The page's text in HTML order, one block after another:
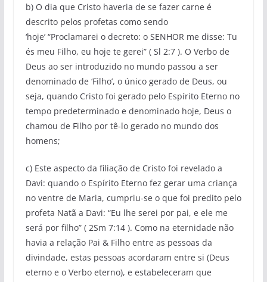
b) O dia que Cristo haveria de se fazer carne é
descrito pelos profetas como sendo
‘hoje’ “Proclamarei o decreto: o SENHOR me disse: Tu
és meu Filho, eu hoje te gerei” ( Sl 2:7 ). O Verbo de
Deus ao ser introduzido no mundo passou a ser
denominado de ‘Filho’, o único gerado de Deus, ou
seja, quando Cristo foi gerado pelo Espírito Eterno no
tempo predeterminado e denominado hoje, Deus o
chamou de Filho por tê-lo gerado no mundo dos
homens;
c) Este aspecto da filiação de Cristo foi revelado a
Davi: quando o Espírito Eterno fez gerar uma criança
no ventre de Maria, cumpriu-se o que foi predito pelo
profeta Natã a Davi: “Eu lhe serei por pai, e ele me
será por filho” ( 2Sm 7:14 ). Como na eternidade não
havia a relação Pai & Filho entre as pessoas da
divindade, estas pessoas acordaram entre si (Deus
eterno e o Verbo eterno), e estabeleceram que